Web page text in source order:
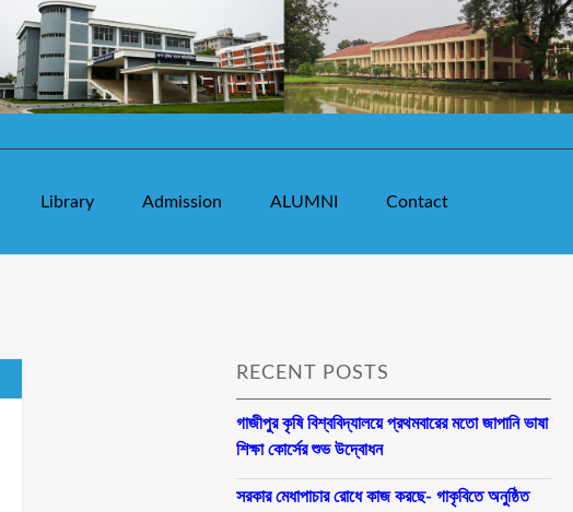
Library Admission ALUMNI Contact
RECENT POSTS
গাজীপুর কৃষি বিশ্ববিদ্যালয়ে প্রথমবারের মতো জাপানি ভাষা
শিক্ষা কোর্সের শুভ উদ্বোধন
সরকার মেধাপাচার রোধে কাজ করছে- গাকৃবিতে অনুষ্ঠিত